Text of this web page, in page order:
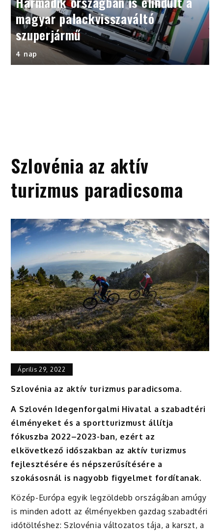
magyar palackvisszaváltó
szuperjármű
4 nap
Szlovénia az aktív
turizmus paradicsoma
Április 29, 2022
Szlovénia az aktív turizmus paradicsoma.
A Szlovén Idegenforgalmi Hivatal a szabadtéri
élményeket és a sportturizmust állítja
fókuszba 2022–2023-ban, ezért az
elkövetkező időszakban az aktív turizmus
fejlesztésére és népszerűsítésére a
szokásosnál is nagyobb figyelmet fordítanak.
Közép-Európa egyik legzöldebb országában amúgy
is minden adott az élményekben gazdag szabadtéri
időtöltéshez: Szlovénia változatos tája, a karszt, a